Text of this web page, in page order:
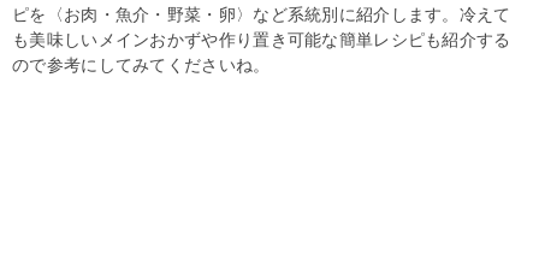
ピを〈お肉・魚介・野菜・卵〉など系統別に紹介します。冷えて
も美味しいメインおかずや作り置き可能な簡単レシピも紹介する
ので参考にしてみてくださいね。